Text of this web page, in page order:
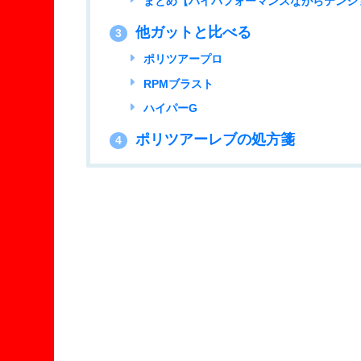
3 他ガットと比べる
ポリツアープロ
RPMブラスト
ハイパーG
4 ポリツアーレブの処方箋